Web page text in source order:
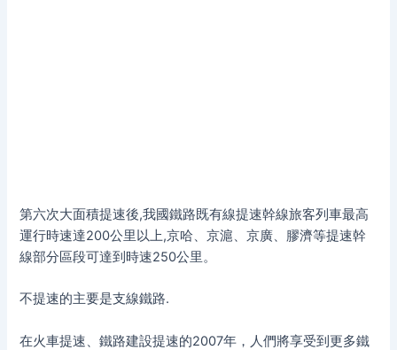
第六次大面積提速後,我國鐵路既有線提速幹線旅客列車最高
運行時速達200公里以上,京哈、京滬、京廣、膠濟等提速幹
線部分區段可達到時速250公里。
不提速的主要是支線鐵路.
在火車提速、鐵路建設提速的2007年，人們將享受到更多鐵